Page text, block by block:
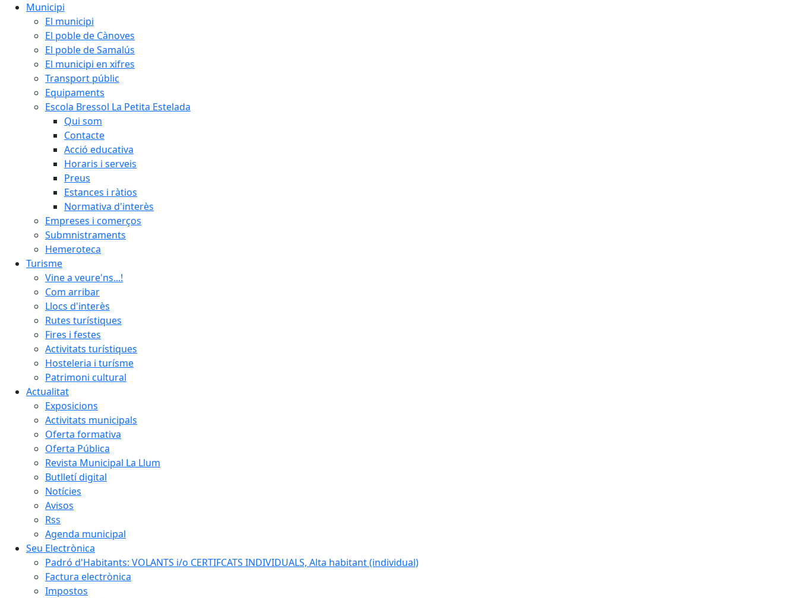
Municipi
El municipi
El poble de Cànoves
El poble de Samalús
El municipi en xifres
Transport públic
Equipaments
Escola Bressol La Petita Estelada
Qui som
Contacte
Acció educativa
Horaris i serveis
Preus
Estances i ràtios
Normativa d'interès
Empreses i comerços
Submnistraments
Hemeroteca
Turisme
Vine a veure'ns...!
Com arribar
Llocs d'interès
Rutes turístiques
Fires i festes
Activitats turístiques
Hosteleria i turísme
Patrimoni cultural
Actualitat
Exposicions
Activitats municipals
Oferta formativa
Oferta Pública
Revista Municipal La Llum
Butlletí digital
Notícies
Avisos
Rss
Agenda municipal
Seu Electrònica
Padró d'Habitants: VOLANTS i/o CERTIFCATS INDIVIDUALS, Alta habitant (individual)
Factura electrònica
Impostos